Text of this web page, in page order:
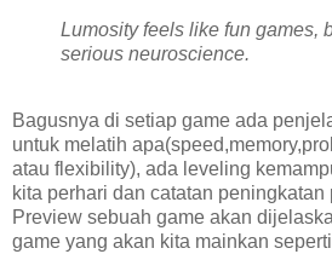
Lumosity feels like fun games,
serious neuroscience.
Bagusnya di setiap game ada
untuk melatih
atau flexibility), ada leveling
kita perhari dan catatan peningkatan
Preview sebuah game akan
game yang akan kita mainkan